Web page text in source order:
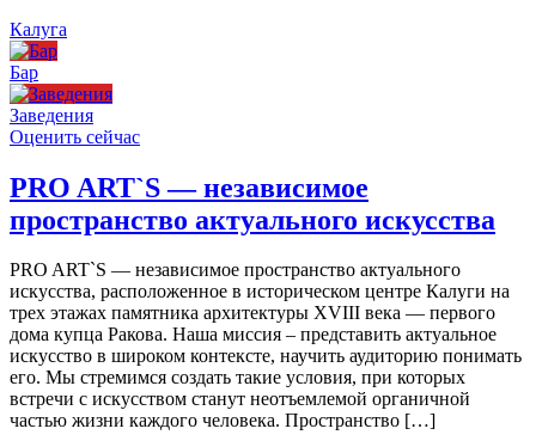
Калуга
Бар
Заведения
Оценить сейчас
PRO ART`S — независимое
пространство актуального искусства
PRO ART`S — независимое пространство актуального
искусства, расположенное в историческом центре Калуги на
трех этажах памятника архитектуры XVIII века — первого
дома купца Ракова. Наша миссия – представить актуальное
искусство в широком контексте, научить аудиторию понимать
его. Мы стремимся создать такие условия, при которых
встречи с искусством станут неотъемлемой органичной
частью жизни каждого человека. Пространство […]